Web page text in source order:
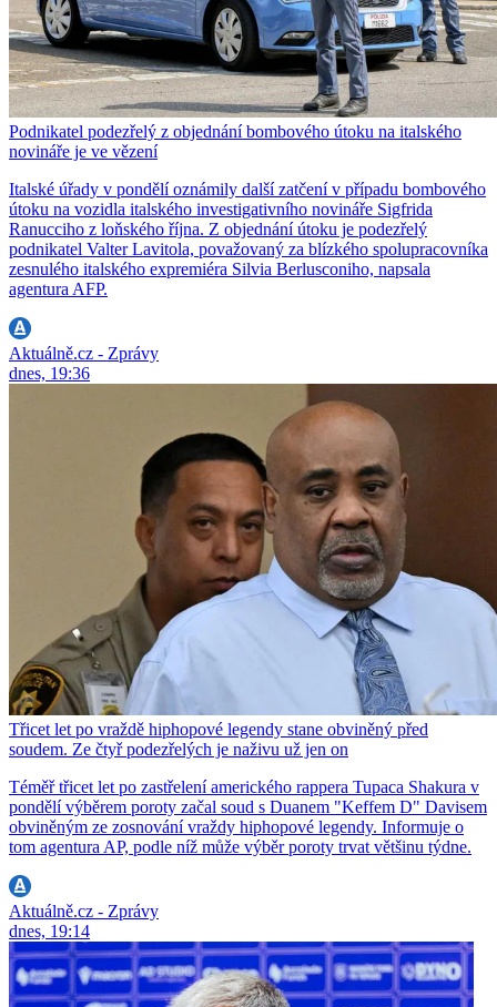
Podnikatel podezřelý z objednání bombového útoku na italského
novináře je ve vězení
Italské úřady v pondělí oznámily další zatčení v případu bombového
útoku na vozidla italského investigativního novináře Sigfrida
Ranucciho z loňského října. Z objednání útoku je podezřelý
podnikatel Valter Lavitola, považovaný za blízkého spolupracovníka
zesnulého italského expremiéra Silvia Berlusconiho, napsala
agentura AFP.
Aktuálně.cz - Zprávy
dnes, 19:36
Třicet let po vraždě hiphopové legendy stane obviněný před
soudem. Ze čtyř podezřelých je naživu už jen on
Téměř třicet let po zastřelení amerického rappera Tupaca Shakura v
pondělí výběrem poroty začal soud s Duanem "Keffem D" Davisem
obviněným ze zosnování vraždy hiphopové legendy. Informuje o
tom agentura AP, podle níž může výběr poroty trvat většinu týdne.
Aktuálně.cz - Zprávy
dnes, 19:14